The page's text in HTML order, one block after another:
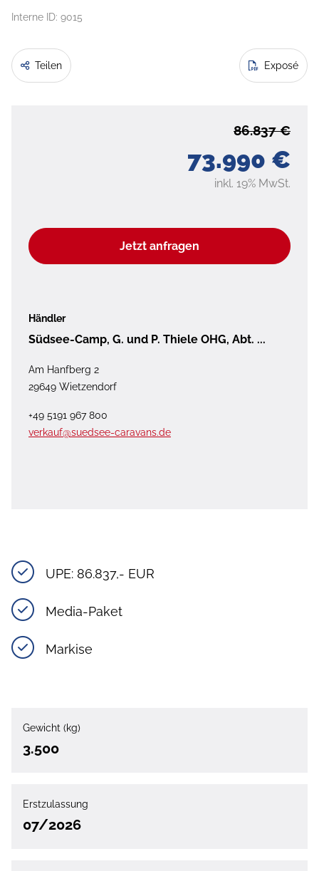
Interne ID: 9015
Teilen Exposé
73.990 €
86.837 €
inkl. 19% MwSt.
Jetzt anfragen
Händler
Südsee-Camp, G. und P. Thiele OHG, Abt. ...
Am Hanfberg 2
29649 Wietzendorf
+49 5191 967 800
verkauf@suedsee-caravans.de
UPE: 86.837,- EUR
Media-Paket
Markise
Gewicht (kg)
3.500
Erstzulassung
07/2026